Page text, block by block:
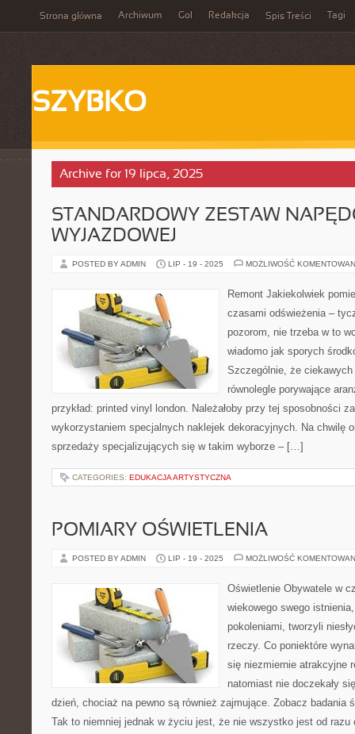
Strona główna Archiwum Gol Redakcja Spis Treści Tagi
SZYBKO
Archive for 19 lipca, 2025
STANDARDOWY ZESTAW
WYJAZDOWEJ
POSTED BY ADMIN LIP - 19 - 2025 MOŻLIWOŚĆ
Remont Jakiekolwiek
czasami odświeżenia –
pozorom, nie trzeba w to
wiadomo jak sporych
Szczególnie, że
równolegle porywające
przykład: printed vinyl london. Należałoby przy tej sposobności
wykorzystaniem specjalnych naklejek dekoracyjnych. Na chwilę
sprzedaży specjalizujących się w takim wyborze – […]
CATEGORIES: EDUKACJA ARTYSTYCZNA
POMIARY OŚWIETLENIA
POSTED BY ADMIN LIP - 19 - 2025 MOŻLIWOŚĆ
Oświetlenie Obywatele w
wiekowego swego
pokoleniami, tworzyli
rzeczy. Co poniektóre
się niezmiernie atrakcyjne
natomiast nie doczekały
dzień, chociaż na pewno są również zajmujące. Zobacz badania
Tak to niemniej jednak w życiu jest, że nie wszystko jest od razu